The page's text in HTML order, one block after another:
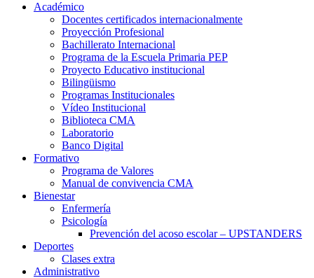
Académico
Docentes certificados internacionalmente
Proyección Profesional
Bachillerato Internacional
Programa de la Escuela Primaria PEP
Proyecto Educativo institucional
Bilingüismo
Programas Institucionales
Vídeo Institucional
Biblioteca CMA
Laboratorio
Banco Digital
Formativo
Programa de Valores
Manual de convivencia CMA
Bienestar
Enfermería
Psicología
Prevención del acoso escolar – UPSTANDERS
Deportes
Clases extra
Administrativo